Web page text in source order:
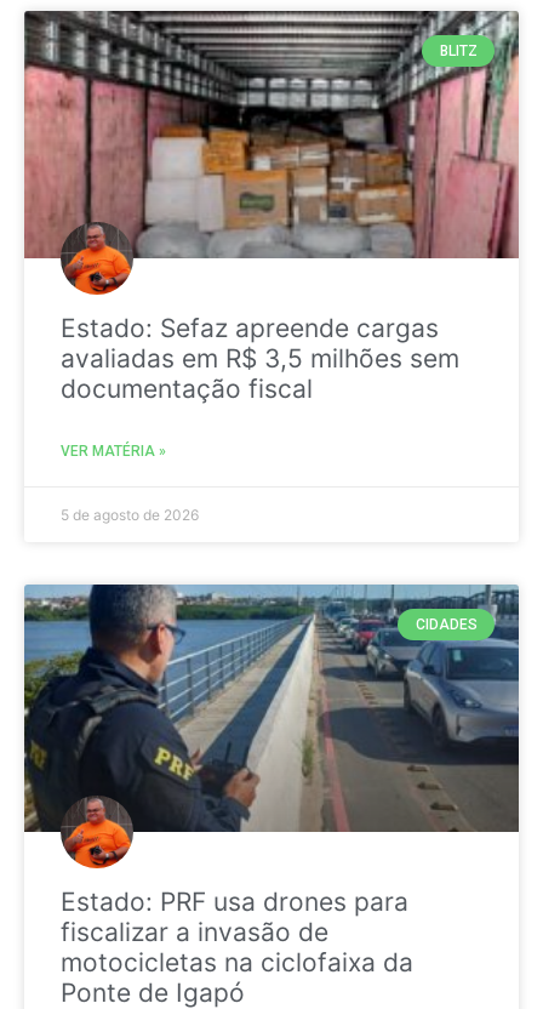
BLITZ
Estado: Sefaz apreende cargas
avaliadas em R$ 3,5 milhões sem
documentação fiscal
VER MATÉRIA »
5 de agosto de 2026
CIDADES
Estado: PRF usa drones para
fiscalizar a invasão de
motocicletas na ciclofaixa da
Ponte de Igapó